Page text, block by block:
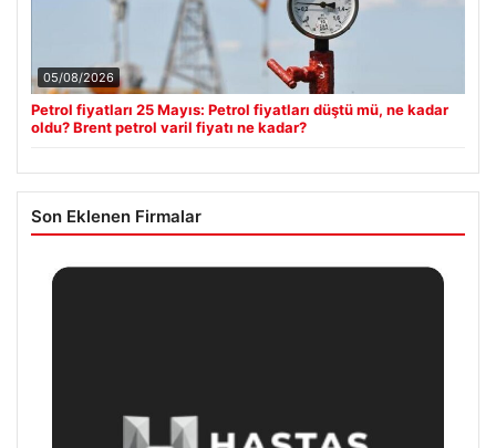
05/08/2026
Petrol fiyatları 25 Mayıs: Petrol fiyatları düştü mü, ne kadar
oldu? Brent petrol varil fiyatı ne kadar?
Son Eklenen Firmalar